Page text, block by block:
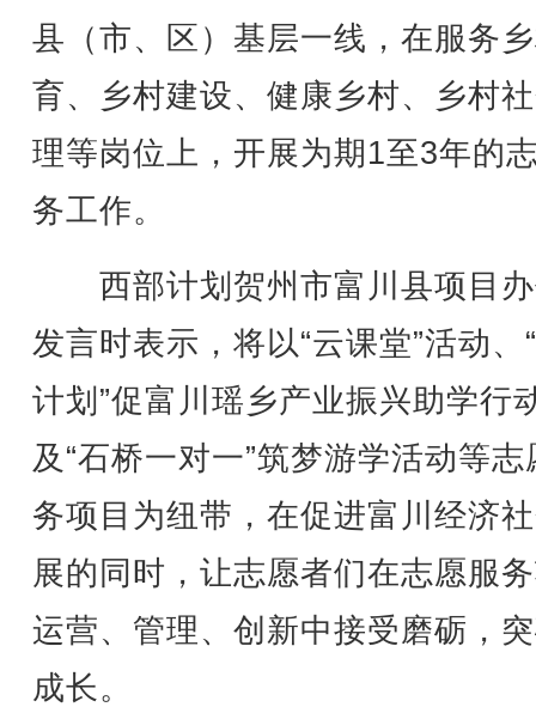
县（市、区）基层一线，在服务
育、乡村建设、健康乡村、乡村
理等岗位上，开展为期1至3年的
务工作。
西部计划贺州市富川县项目
发言时表示，将以“云课堂”活动、
计划”促富川瑶乡产业振兴助学行
及“石桥一对一”筑梦游学活动等志
务项目为纽带，在促进富川经济
展的同时，让志愿者们在志愿服
运营、管理、创新中接受磨砺，
成长。